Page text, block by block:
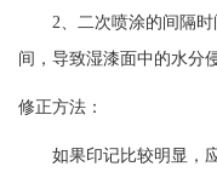
2、二次喷涂的间隔
间，导致湿漆面中的水分
修正方法：
如果印记比较明显，